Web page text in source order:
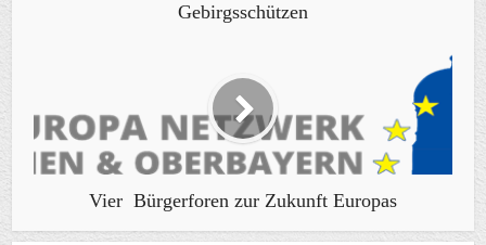
Gebirgsschützen
Vier Bürgerforen zur Zukunft Europas